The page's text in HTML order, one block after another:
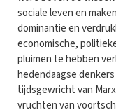
sociale leven en
dominantie en
economische,
pluimen te hebben
hedendaagse
tijdsgewricht van
vruchten van